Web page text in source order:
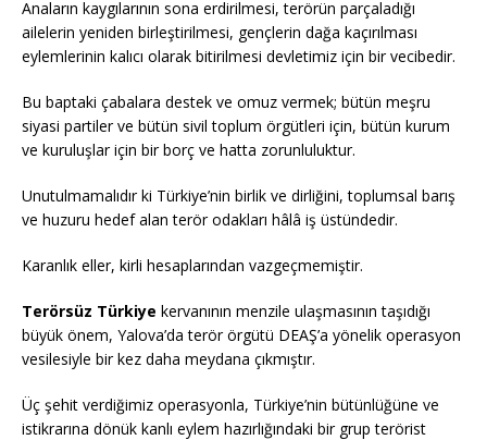
Anaların kaygılarının sona erdirilmesi, terörün parçaladığı
ailelerin yeniden birleştirilmesi, gençlerin dağa kaçırılması
eylemlerinin kalıcı olarak bitirilmesi devletimiz için bir vecibedir.
Bu baptaki çabalara destek ve omuz vermek; bütün meşru
siyasi partiler ve bütün sivil toplum örgütleri için, bütün kurum
ve kuruluşlar için bir borç ve hatta zorunluluktur.
Unutulmamalıdır ki Türkiye’nin birlik ve dirliğini, toplumsal barış
ve huzuru hedef alan terör odakları hâlâ iş üstündedir.
Karanlık eller, kirli hesaplarından vazgeçmemiştir.
Terörsüz Türkiye kervanının menzile ulaşmasının taşıdığı
büyük önem, Yalova’da terör örgütü DEAŞ’a yönelik operasyon
vesilesiyle bir kez daha meydana çıkmıştır.
Üç şehit verdiğimiz operasyonla, Türkiye’nin bütünlüğüne ve
istikrarına dönük kanlı eylem hazırlığındaki bir grup terörist